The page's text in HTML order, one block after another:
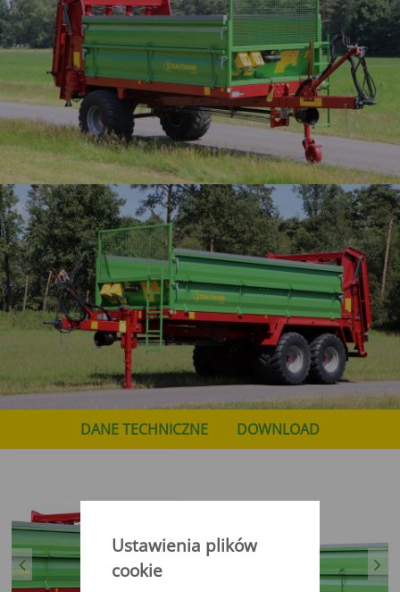
Ustawienia plików
cookie
DANE TECHNICZNE DOWNLOAD
Previous